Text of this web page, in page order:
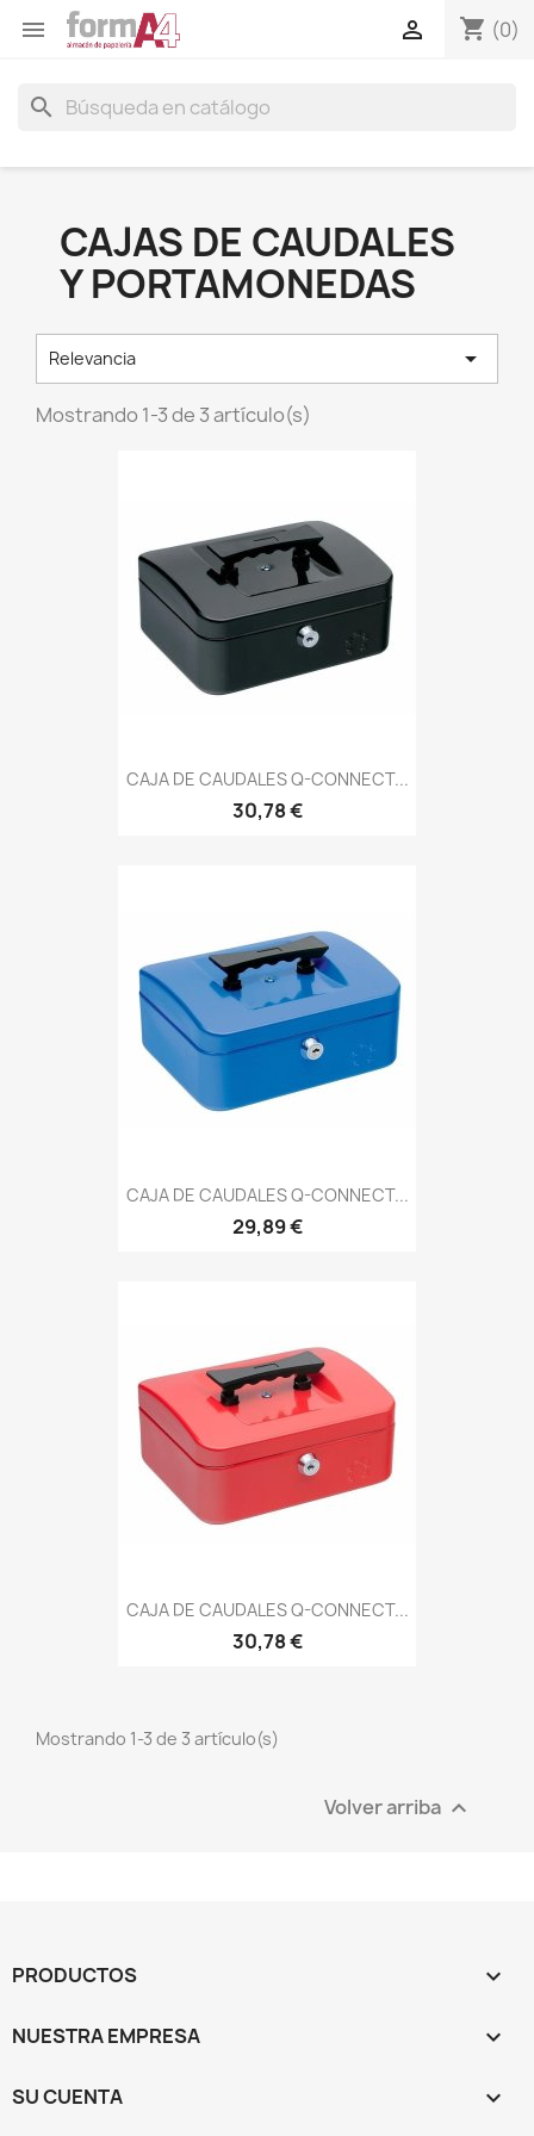
 shopping_cart (0)

search
CAJAS DE CAUDALES
Y PORTAMONEDAS
Relevancia 
Mostrando 1-3 de 3 artículo(s)
CAJA DE CAUDALES Q-CONNECT...
30,78 €
CAJA DE CAUDALES Q-CONNECT...
29,89 €
CAJA DE CAUDALES Q-CONNECT...
30,78 €
Mostrando 1-3 de 3 artículo(s)
Volver arriba 
PRODUCTOS 
NUESTRA EMPRESA 
SU CUENTA 